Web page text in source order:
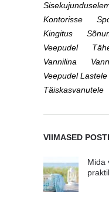
Kontorisse
Kingitus
Veepudel
Vannilina
Veepudel Lastele
Täiskasvanutele
VIIMASED
Mida